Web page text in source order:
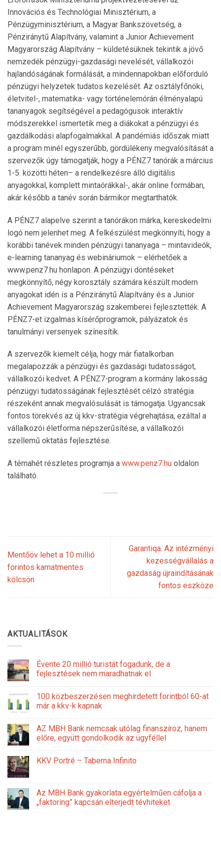
Innovációs és Technológiai Minisztérium, a
Pénzügyminisztérium, a Magyar Bankszövetség, a
Pénziránytű Alapítvány, valamint a Junior Achievement
Magyarország Alapítvány – küldetésüknek tekintik a jövő
nemzedék pénzügyi-gazdasági nevelését, vállalkozói
hajlandóságának formálását, a mindennapokban előforduló
pénzügyi helyzetek tudatos kezelését. Az osztályfőnöki,
életvitel-, matematika- vagy történelemórán élményalapú
tananyagok segítségével a pedagógusok interaktív
módszerekkel ismertetik meg a diákokat a pénzügyi és
gazdálkodási alapfogalmakkal. A pandémiás időszak miatt
a program minél egyszerűbb, gördülékeny megvalósítását a
szervezők úgy támogatják, hogy a PÉNZ7 tanórák a március
1-5. közötti héten– a rendelkezésre álló digitális
anyagokkal, komplett mintaórákkal-, akár online formában,
akár később a tanév során bármikor megtarthatók.
A PÉNZ7 alapelve szerint a tanórákon márka, kereskedelmi
logó nem jelenhet meg. A felkészülést megkönnyíti, hogy a
korábbi tanévek minden pénzügyi tananyaga – mintavideók,
e-learning tananyag és webináriumok – elérhetőek a
www.penz7.hu honlapon. A pénzügyi döntéseket
megkönnyítő, négy korosztály számára készült modern
anyagokat idén is a Pénziránytű Alapítvány és a Junior
Achievement Magyarország szakemberei fejlesztették. A
PÉNZ7-et izgalmas kísérőprogramok, pályázatok és
tanulmányi versenyek színesítik.
A szervezők kiemelt célja, hogy már fiatalkorban
megalapozzák a pénzügyi és gazdasági tudatosságot,
vállalkozói kedvet. A PÉNZ7-program a kormány lakosság
pénzügyi tudatosságának fejlesztését célzó stratégia
részeként annak megvalósulását is támogatja. Ugyancsak
fontos törekvés az új kkv-stratégia végrehajtása, ezáltal a
vállalkozói életforma népszerűsítése, a vállalkozói
szellemű oktatás fejlesztése.
A témahét részletes programja a www.penz7.hu oldalon
található.
Mentőöv lehet a 10 millió
forintos kamatmentes
kölcsön
Garantiqa: Az intézményi
kezességvállalás a
gazdaság újraindításának
fontos eszköze
AKTUALITÁSOK
Évente 20 millió turistát fogadunk, de a
fejlesztések nem maradhatnak el
100 közbeszerzésen meghirdetett forintból 60-at
már a kkv-k kapnak
AZ MBH Bank nemcsak utólag finanszíroz, hanem
előre, együtt gondolkodik az ügyféllel
KKV Portré – Taberna Infinito
Az MBH Bank gyakorlata egyértelműen cáfolja a
„faktoring” kapcsán elterjedt tévhiteket